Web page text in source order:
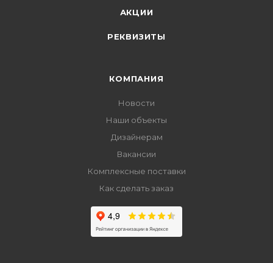
АКЦИИ
РЕКВИЗИТЫ
КОМПАНИЯ
Новости
Наши объекты
Дизайнерам
Вакансии
Комплексные поставки
Как сделать заказ